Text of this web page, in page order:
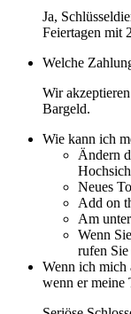
Ja,
Feiertagen mit
Welche
Wir
Bargeld.
Wie kann ich
Ändern
Neues
Add on
Am
Wenn
rufen
Wenn ich mich
wenn er meine